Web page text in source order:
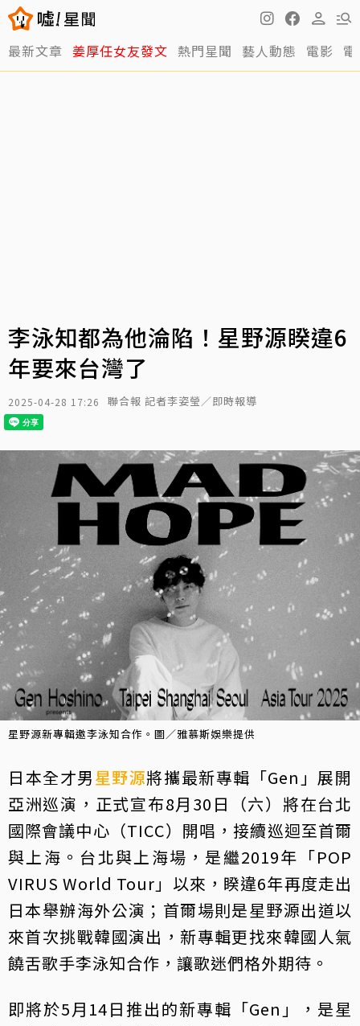
最新文章 姜厚任女友發文 熱門星聞 藝人動態 電影
李泳知都為他淪陷！星野源睽違6
年要來台灣了
2025-04-28 17:26 聯合報 記者李姿瑩／即時報導
星野源新專輯邀李泳知合作。圖／雅慕斯娛樂提供
日本全才男星野源將攜最新專輯「Gen」展開
亞洲巡演，正式宣布8月30日（六）將在台北
國際會議中心（TICC）開唱，接續巡迴至首爾
與上海。台北與上海場，是繼2019年「POP
VIRUS World Tour」以來，睽違6年再度走出
日本舉辦海外公演；首爾場則是星野源出道以
來首次挑戰韓國演出，新專輯更找來韓國人氣
饒舌歌手李泳知合作，讓歌迷們格外期待。
即將於5月14日推出的新專輯「Gen」，是星